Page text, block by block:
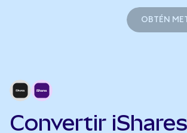
OBTÉN
Convertir iShares